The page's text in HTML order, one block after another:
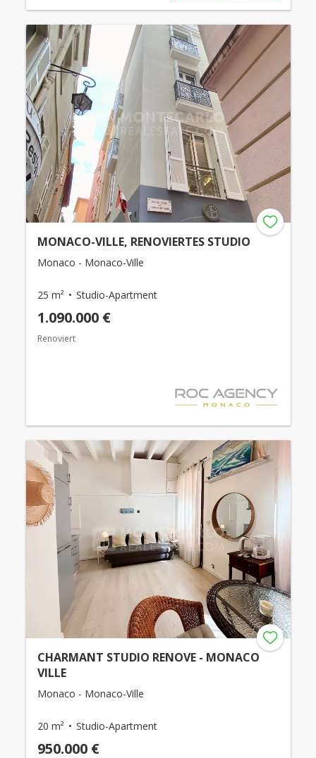
MONACO-VILLE, RENOVIERTES STUDIO
Monaco - Monaco-Ville
25 m² Studio-Apartment
1.090.000 €
Renoviert
CHARMANT STUDIO RENOVE - MONACO
VILLE
Monaco - Monaco-Ville
20 m² Studio-Apartment
950.000 €